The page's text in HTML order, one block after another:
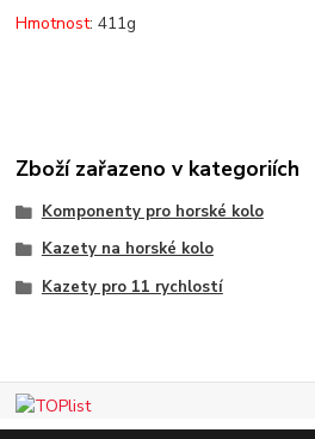
Hmotnost: 411g
Zboží zařazeno v kategoriích
Komponenty pro horské kolo
Kazety na horské kolo
Kazety pro 11 rychlostí